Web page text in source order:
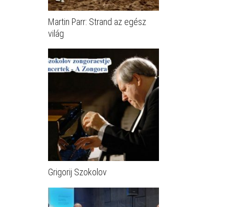
Martin Parr: Strand az egész
világ
Grigorij Szokolov